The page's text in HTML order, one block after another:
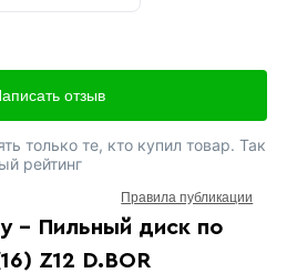
- Пильный диск по
Z12 D.BOR
отзыв
только те, кто купил товар. Так
рейтинг
Правила публикации